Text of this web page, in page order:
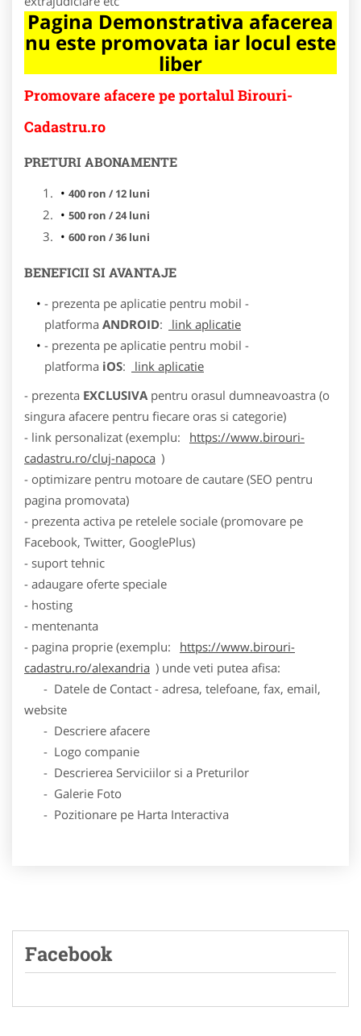
Pagina Demonstrativa afacerea
nu este promovata iar locul este
liber
Promovare afacere pe portalul Birouri-
Cadastru.ro
PRETURI ABONAMENTE
400 ron / 12 luni
500 ron / 24 luni
600 ron / 36 luni
BENEFICII SI AVANTAJE
- prezenta pe aplicatie pentru mobil -
platforma ANDROID:
link aplicatie
- prezenta pe aplicatie pentru mobil -
platforma iOS:
link aplicatie
- prezenta EXCLUSIVA pentru orasul dumneavoastra (o
singura afacere pentru fiecare oras si categorie)
- link personalizat (exemplu:
https://www.birouri-
cadastru.ro/cluj-napoca )
- optimizare pentru motoare de cautare (SEO pentru
pagina promovata)
- prezenta activa pe retelele sociale (promovare pe
Facebook, Twitter, GooglePlus)
- suport tehnic
- adaugare oferte speciale
- hosting
- mentenanta
- pagina proprie (exemplu:
https://www.birouri-
cadastru.ro/alexandria ) unde veti putea afisa:
- Datele de Contact - adresa, telefoane, fax, email,
website
- Descriere afacere
- Logo companie
- Descrierea Serviciilor si a Preturilor
- Galerie Foto
- Pozitionare pe Harta Interactiva
Facebook